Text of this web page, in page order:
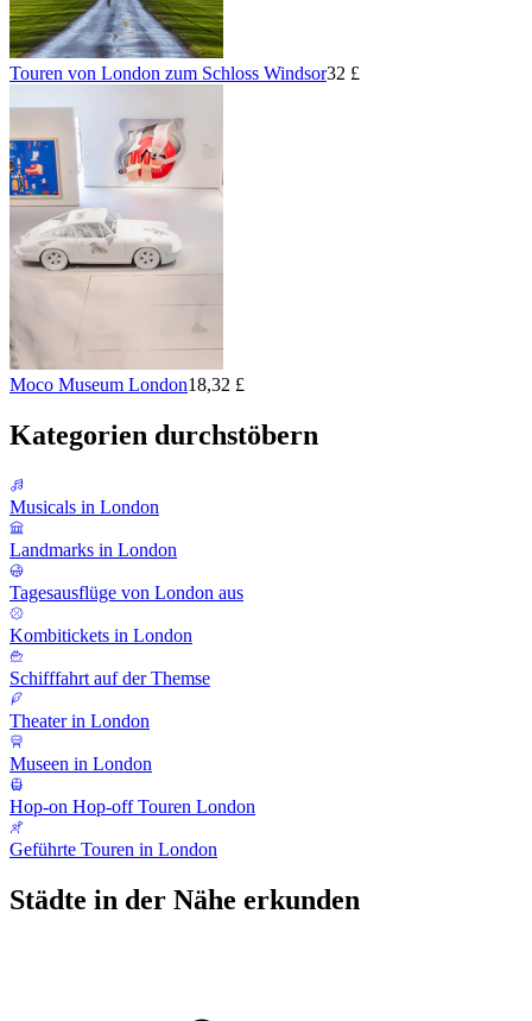
Touren von London zum Schloss Windsor32 £
Moco Museum London18,32 £
Kategorien durchstöbern
Musicals in London
Landmarks in London
Tagesausflüge von London aus
Kombitickets in London
Schifffahrt auf der Themse
Theater in London
Museen in London
Hop-on Hop-off Touren London
Geführte Touren in London
Städte in der Nähe erkunden